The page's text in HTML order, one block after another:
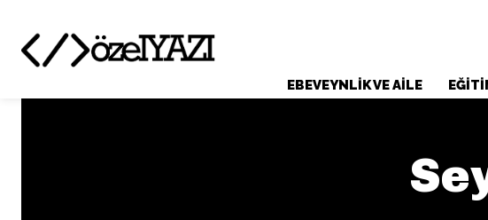
EBEVEYNLIK VE AILE